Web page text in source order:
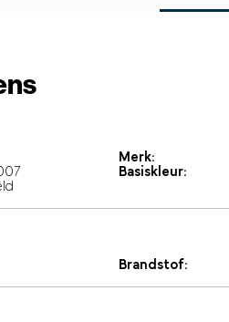
Merk:
Basiskleur:
Brandstof: